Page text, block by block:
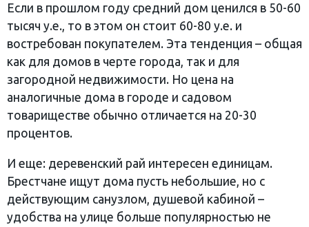
Если в прошлом году средний дом ценился в 50-60
тысяч у.е., то в этом он стоит 60-80 у.е. и
востребован покупателем. Эта тенденция – общая
как для домов в черте города, так и для
загородной недвижимости. Но цена на
аналогичные дома в городе и садовом
товариществе обычно отличается на 20-30
процентов.
И еще: деревенский рай интересен единицам.
Брестчане ищут дома пусть небольшие, но с
действующим санузлом, душевой кабиной –
удобства на улице больше популярностью не